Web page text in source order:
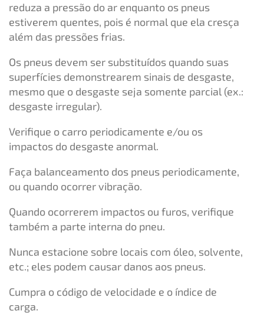
reduza a pressão do ar enquanto os pneus
estiverem quentes, pois é normal que ela cresça
além das pressões frias.
Os pneus devem ser substituídos quando suas
superfícies demonstrearem sinais de desgaste,
mesmo que o desgaste seja somente parcial (ex.:
desgaste irregular).
Verifique o carro periodicamente e/ou os
impactos do desgaste anormal.
Faça balanceamento dos pneus periodicamente,
ou quando ocorrer vibração.
Quando ocorrerem impactos ou furos, verifique
também a parte interna do pneu.
Nunca estacione sobre locais com óleo, solvente,
etc.; eles podem causar danos aos pneus.
Cumpra o código de velocidade e o índice de
carga.